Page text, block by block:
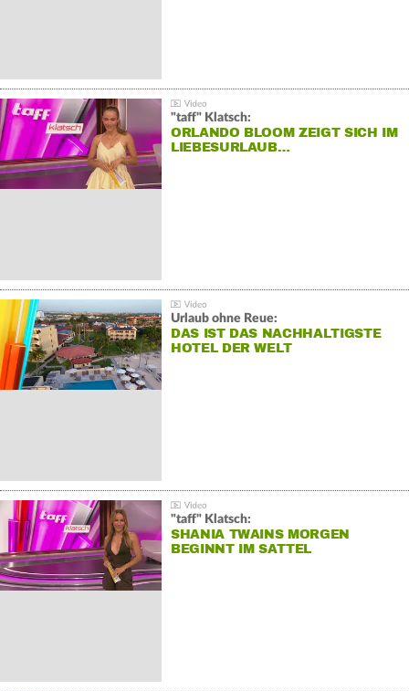
"taff" Klatsch:
ORLANDO BLOOM ZEIGT SICH IM
LIEBESURLAUB…
Urlaub ohne Reue:
DAS IST DAS NACHHALTIGSTE
HOTEL DER WELT
"taff" Klatsch:
SHANIA TWAINS MORGEN
BEGINNT IM SATTEL